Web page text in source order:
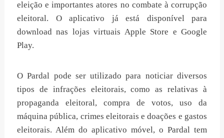
eleição e importantes atores no combate à corrupção
eleitoral. O aplicativo já está disponível para
download nas lojas virtuais Apple Store e Google
Play.
O Pardal pode ser utilizado para noticiar diversos
tipos de infrações eleitorais, como as relativas à
propaganda eleitoral, compra de votos, uso da
máquina pública, crimes eleitorais e doações e gastos
eleitorais. Além do aplicativo móvel, o Pardal tem